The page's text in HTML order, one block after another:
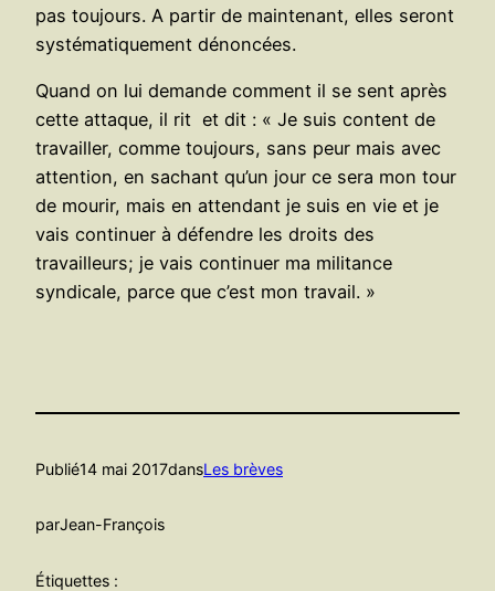
pas toujours. A partir de maintenant, elles seront
systématiquement dénoncées.
Quand on lui demande comment il se sent après
cette attaque, il rit et dit : « Je suis content de
travailler, comme toujours, sans peur mais avec
attention, en sachant qu’un jour ce sera mon tour
de mourir, mais en attendant je suis en vie et je
vais continuer à défendre les droits des
travailleurs; je vais continuer ma militance
syndicale, parce que c’est mon travail. »
Publié14 mai 2017dansLes brèves
parJean-François
Étiquettes :